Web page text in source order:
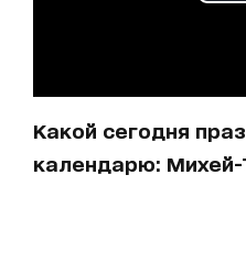
Какой сегодня
календарю: Михей-